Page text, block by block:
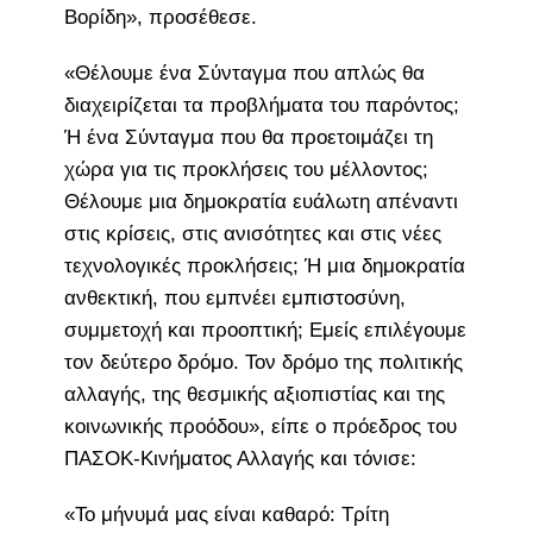
Βορίδη», προσέθεσε.
«Θέλουμε ένα Σύνταγμα που απλώς θα
διαχειρίζεται τα προβλήματα του παρόντος;
Ή ένα Σύνταγμα που θα προετοιμάζει τη
χώρα για τις προκλήσεις του μέλλοντος;
Θέλουμε μια δημοκρατία ευάλωτη απέναντι
στις κρίσεις, στις ανισότητες και στις νέες
τεχνολογικές προκλήσεις; Ή μια δημοκρατία
ανθεκτική, που εμπνέει εμπιστοσύνη,
συμμετοχή και προοπτική; Εμείς επιλέγουμε
τον δεύτερο δρόμο. Τον δρόμο της πολιτικής
αλλαγής, της θεσμικής αξιοπιστίας και της
κοινωνικής προόδου», είπε ο πρόεδρος του
ΠΑΣΟΚ-Κινήματος Αλλαγής και τόνισε:
«Το μήνυμά μας είναι καθαρό: Τρίτη